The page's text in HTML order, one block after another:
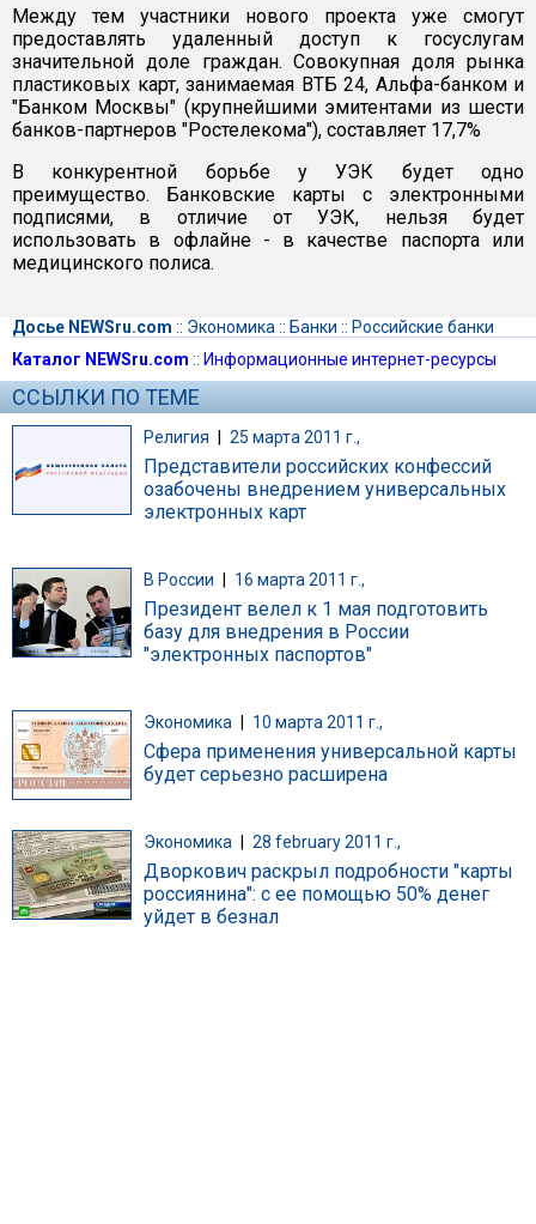
Между тем участники нового проекта уже смогут
предоставлять удаленный доступ к госуслугам
значительной доле граждан. Совокупная доля рынка
пластиковых карт, занимаемая ВТБ 24, Альфа-банком и
"Банком Москвы" (крупнейшими эмитентами из шести
банков-партнеров "Ростелекома"), составляет 17,7%
В конкурентной борьбе у УЭК будет одно
преимущество. Банковские карты с электронными
подписями, в отличие от УЭК, нельзя будет
использовать в офлайне - в качестве паспорта или
медицинского полиса.
Досье NEWSru.com :: Экономика :: Банки :: Российские банки
Каталог NEWSru.com :: Информационные интернет-ресурсы
ССЫЛКИ ПО ТЕМЕ
Религия | 25 марта 2011 г.,
Представители российских конфессий
озабочены внедрением универсальных
электронных карт
В России 16 марта 2011 г.,
Президент велел к 1 мая подготовить
базу для внедрения в России
"электронных паспортов"
Экономика 10 марта 2011 г.,
Сфера применения универсальной карты
будет серьезно расширена
Экономика 28 february 2011 г.,
Дворкович раскрыл подробности "карты
россиянина": с ее помощью 50% денег
уйдет в безнал